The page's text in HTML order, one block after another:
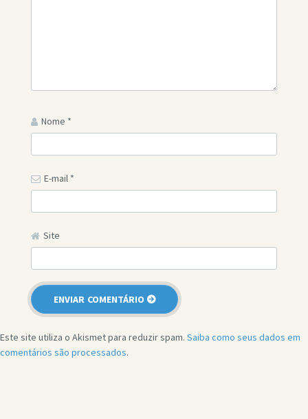
Nome *
E-mail *
Site
Este site utiliza o Akismet para reduzir spam. Saiba como seus dados em
comentários são processados.